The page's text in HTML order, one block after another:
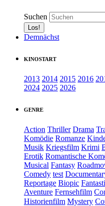
Suchen
Demnächst
KINOSTART
2013 2014 2015 2016
2024 2025 2026
GENRE
Action Thriller Drama
Komödie Romanze
Musik Kriegsfilm Krimi
Erotik Romantische
Musical Fantasy
Comedy test
Reportage Biopic
Aventure Fernsehfilm
Historienfilm Mystery